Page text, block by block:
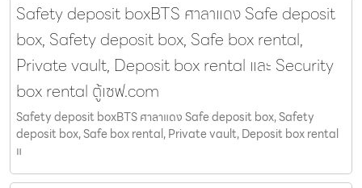
Safety deposit boxBTS ศาลาแดง Safe deposit
box, Safety deposit box, Safe box rental,
Private vault, Deposit box rental และ Security
box rental ตู้เซฟ.com
Safety deposit boxBTS ศาลาแดง Safe deposit box, Safety
deposit box, Safe box rental, Private vault, Deposit box rental
แ